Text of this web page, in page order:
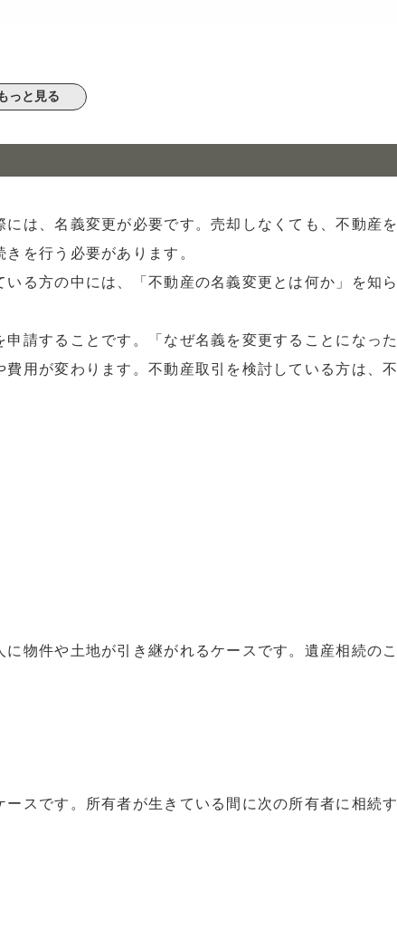
っと見る
は、名義変更が必要です。売却しなくても、不動産を
を行う必要があります。
る方の中には、「不動産の名義変更とは何か」を知ら
請することです。「なぜ名義を変更することになった
用が変わります。不動産取引を検討している方は、不
物件や土地が引き継がれるケースです。遺産相続のこ
スです。所有者が生きている間に次の所有者に相続す